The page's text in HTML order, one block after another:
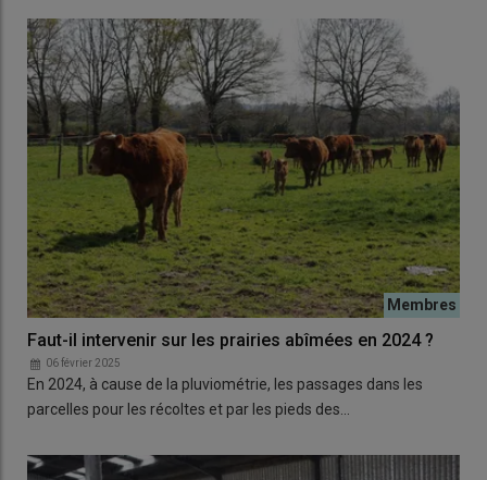
Faut-il intervenir sur les prairies abîmées en 2024 ?
06 février 2025
En 2024, à cause de la pluviométrie, les passages dans les
parcelles pour les récoltes et par les pieds des…